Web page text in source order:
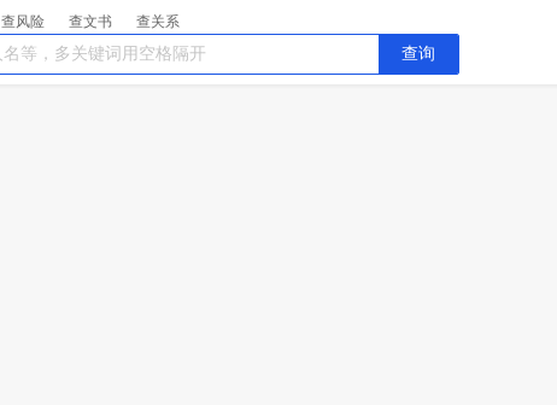
查风险 查文书 查关系
查询